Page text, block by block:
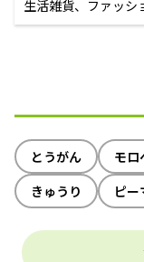
生活雑貨、ファッ
えるECサイト
とうがん モロ
きゅうり
ピー